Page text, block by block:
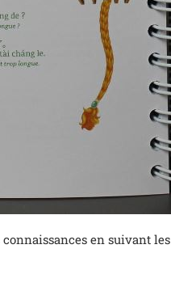
en suivant les